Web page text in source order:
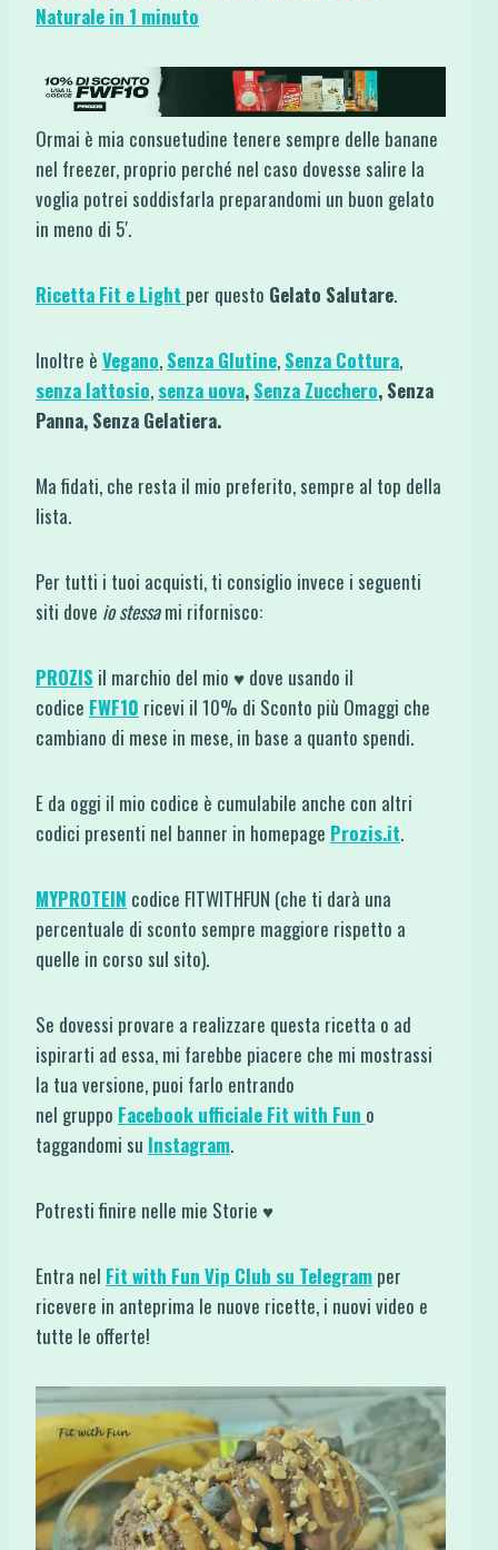
Naturale in 1 minuto
Ormai è mia consuetudine tenere sempre delle banane
nel freezer, proprio perché nel caso dovesse salire la
voglia potrei soddisfarla preparandomi un buon gelato
in meno di 5′.
Ricetta Fit e Light per questo Gelato Salutare.
Inoltre è Vegano, Senza Glutine, Senza Cottura,
senza lattosio, senza uova, Senza Zucchero, Senza
Panna, Senza Gelatiera.
Ma fidati, che resta il mio preferito, sempre al top della
lista.
Per tutti i tuoi acquisti, ti consiglio invece i seguenti
siti dove io stessami rifornisco:
PROZIS il marchio del mio ♥ dove usando il
codice FWF10 ricevi il 10% di Sconto più Omaggi che
cambiano di mese in mese, in base a quanto spendi.
E da oggi il mio codice è cumulabile anche con altri
codici presenti nel banner in homepage Prozis.it.
MYPROTEIN codice FITWITHFUN (che ti darà una
percentuale di sconto sempre maggiore rispetto a
quelle in corso sul sito).
Se dovessi provare a realizzare questa ricetta o ad
ispirarti ad essa, mi farebbe piacere che mi mostrassi
la tua versione, puoi farlo entrando
nel gruppo Facebook ufficiale Fit with Fun o
taggandomi su Instagram.
Potresti finire nelle mie Storie ♥
Entra nel Fit with Fun Vip Club su Telegram per
ricevere in anteprima le nuove ricette, i nuovi video e
tutte le offerte!